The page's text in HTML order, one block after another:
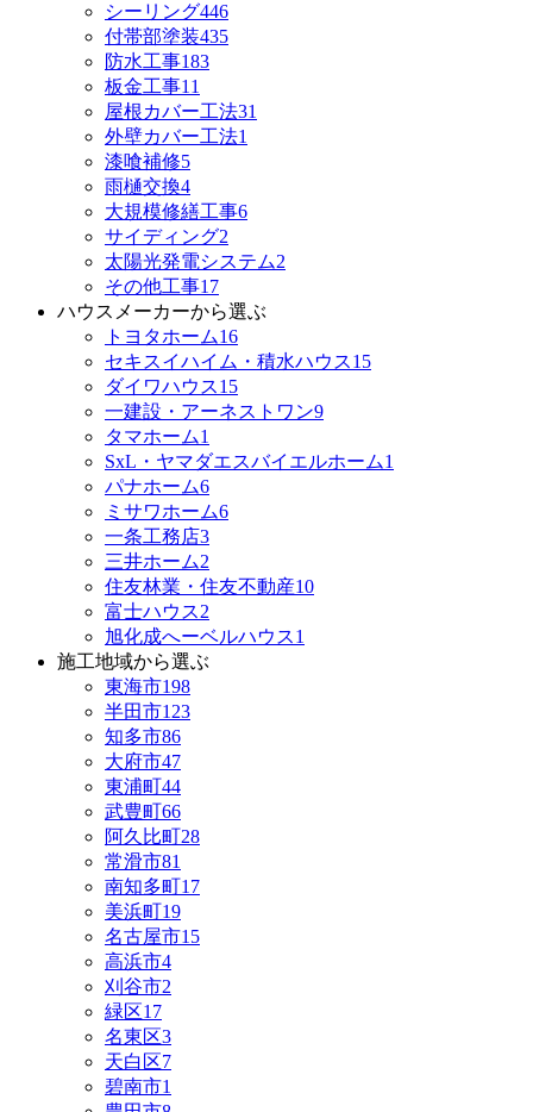
シーリング446
付帯部塗装435
防水工事183
板金工事11
屋根カバー工法31
外壁カバー工法1
漆喰補修5
雨樋交換4
大規模修繕工事6
サイディング2
太陽光発電システム2
その他工事17
ハウスメーカーから選ぶ
トヨタホーム16
セキスイハイム・積水ハウス15
ダイワハウス15
一建設・アーネストワン9
タマホーム1
SxL・ヤマダエスバイエルホーム1
パナホーム6
ミサワホーム6
一条工務店3
三井ホーム2
住友林業・住友不動産10
富士ハウス2
旭化成へーベルハウス1
施工地域から選ぶ
東海市198
半田市123
知多市86
大府市47
東浦町44
武豊町66
阿久比町28
常滑市81
南知多町17
美浜町19
名古屋市15
高浜市4
刈谷市2
緑区17
名東区3
天白区7
碧南市1